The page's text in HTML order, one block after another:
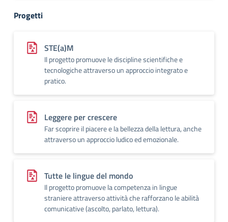
Progetti
STE(a)M
Il progetto promuove le discipline scientifiche e
tecnologiche attraverso un approccio integrato e
pratico.
Leggere per crescere
Far scoprire il piacere e la bellezza della lettura, anche
attraverso un approccio ludico ed emozionale.
Tutte le lingue del mondo
Il progetto promuove la competenza in lingue
straniere attraverso attività che rafforzano le abilità
comunicative (ascolto, parlato, lettura).